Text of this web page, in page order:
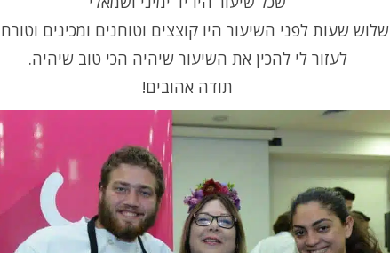
שלוש שעות לפני השיעור היו קוצצים וטוחנים ומכינים
לעזור לי להכין את השיעור שיהיה הכי טוב שיהיה.
תודה אהובים!